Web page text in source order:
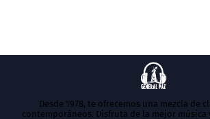
Desde 1978, te ofrecemos una mezcla de
contemporáneos. Disfruta de la mejor música